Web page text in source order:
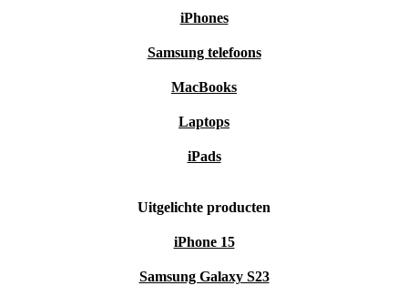
iPhones
Samsung telefoons
MacBooks
Laptops
iPads
Uitgelichte producten
iPhone 15
Samsung Galaxy S23